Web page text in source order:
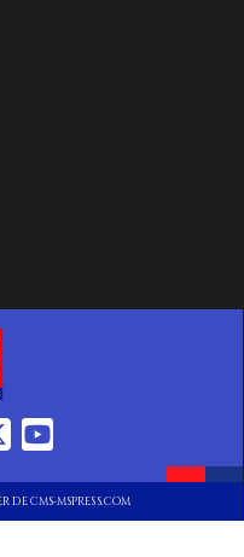
DE CMS-MSPRESS.COM